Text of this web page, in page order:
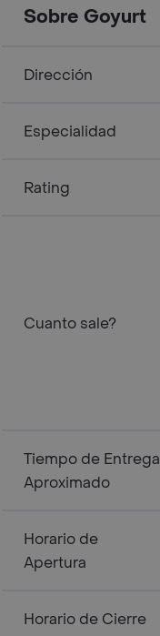
Sobre Goyurt
Dirección
Especialidad
Rating
Cuanto sale?
Tiempo de Entrega
Aproximado
Horario de
Apertura
Horario de Cierre